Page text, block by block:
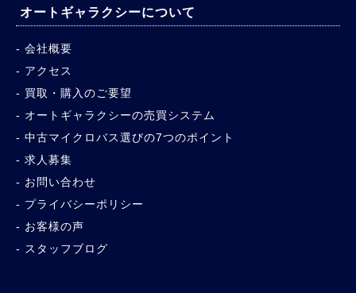
オートギャラクシーについて
会社概要
アクセス
買取・購入のご要望
オートギャラクシーの売買システム
中古マイクロバス選びの7つのポイント
求人募集
お問い合わせ
プライバシーポリシー
お客様の声
スタッフブログ